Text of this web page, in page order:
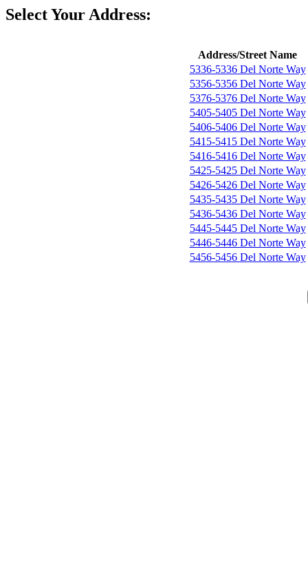
Select Your Address:
Address/Street Name
5336-5336 Del Norte Way
5356-5356 Del Norte Way
5376-5376 Del Norte Way
5405-5405 Del Norte Way
5406-5406 Del Norte Way
5415-5415 Del Norte Way
5416-5416 Del Norte Way
5425-5425 Del Norte Way
5426-5426 Del Norte Way
5435-5435 Del Norte Way
5436-5436 Del Norte Way
5445-5445 Del Norte Way
5446-5446 Del Norte Way
5456-5456 Del Norte Way